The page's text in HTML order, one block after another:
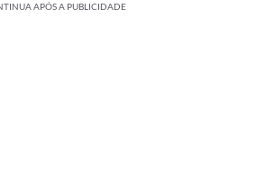
APÓS A PUBLICIDADE